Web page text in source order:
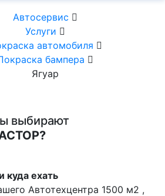
Автосервис
Услуги
автомобиля
бампера
Ягуар
выбирают
куда ехать
Автотехцентра 1500 м2 ,